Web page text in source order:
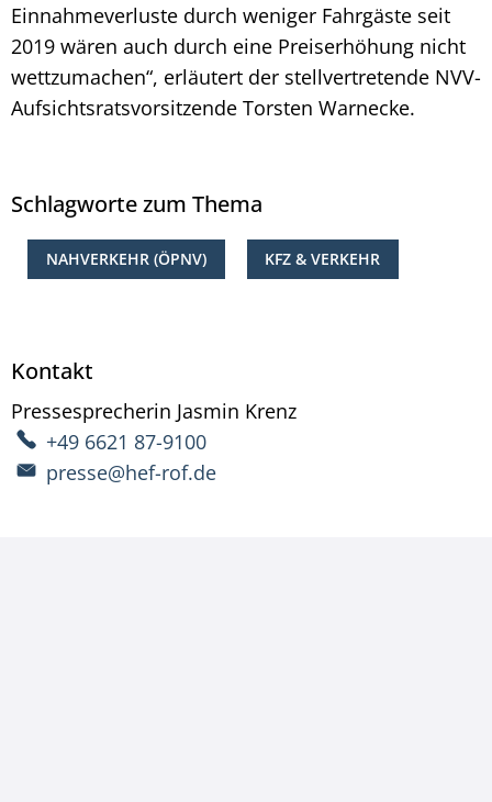
Einnahmeverluste durch weniger Fahrgäste seit
2019 wären auch durch eine Preiserhöhung nicht
wettzumachen“, erläutert der stellvertretende NVV-
Aufsichtsratsvorsitzende Torsten Warnecke.
Schlagworte zum Thema
NAHVERKEHR (ÖPNV) KFZ & VERKEHR
Kontakt
Pressesprecherin Jasmin Krenz
+49 6621 87-9100
presse@hef-rof.de